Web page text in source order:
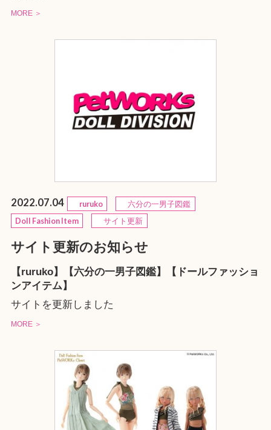
MORE ＞
2022.07.04 ruruko
六分の一男子図鑑
Doll Fashion Item
サイト更新
サイト更新のお知らせ
【ruruko】【六分の一男子図鑑】【ドールファッショ
ンアイテム】
サイトを更新しました
MORE ＞